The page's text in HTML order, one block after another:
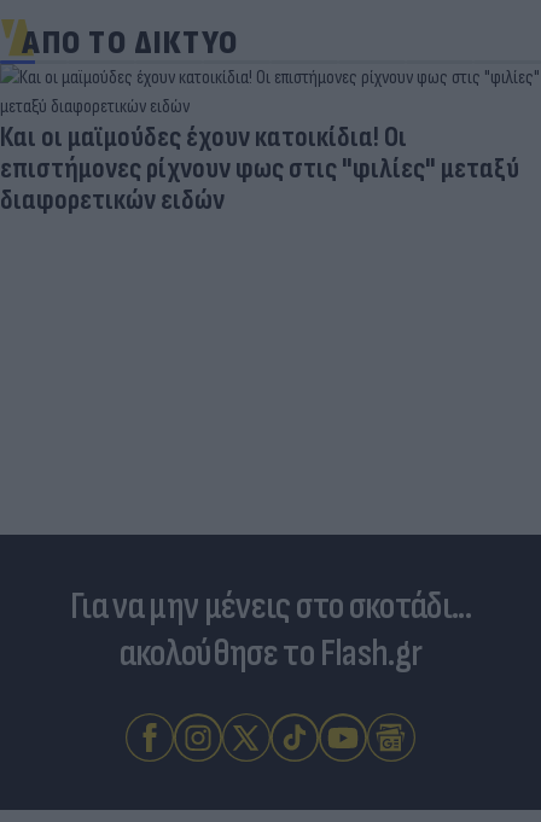
ΑΠΟ ΤΟ ΔΙΚΤΥΟ
Και οι μαϊμούδες έχουν κατοικίδια! Οι
επιστήμονες ρίχνουν φως στις "φιλίες" μεταξύ
διαφορετικών ειδών
Για να μην μένεις στο σκοτάδι...
ακολούθησε το Flash.gr